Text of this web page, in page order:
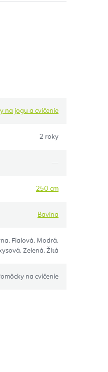
na jogu a cvičenie
2 roky
—
250 cm
Bavlna
Fialová, Modrá,
Zelená, Žltá
na cvičenie